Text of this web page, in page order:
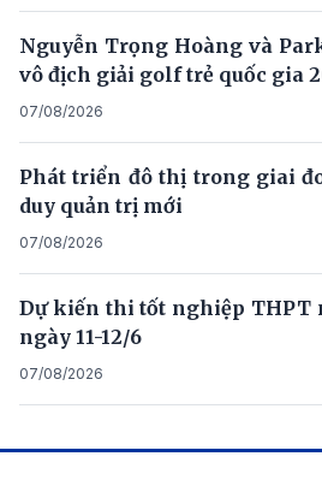
Nguyễn Trọng Hoàng và
vô địch giải golf trẻ quốc gia
07/08/2026
Phát triển đô thị trong giai
duy quản trị mới
07/08/2026
Dự kiến thi tốt nghiệp THPT
ngày 11-12/6
07/08/2026